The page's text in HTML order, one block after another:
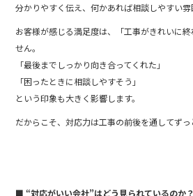
分かりやすく伝え、何かあれば相談しやすい
お客様が感じる満足度は、「工事がきれいに
せん。
「最後までしっかり向き合ってくれた」
「困ったときに相談しやすそう」
という印象も大きく影響します。
だからこそ、対応力は工事の前後を通してずっ
■ “対応がいい会社”はどう見られているのか？